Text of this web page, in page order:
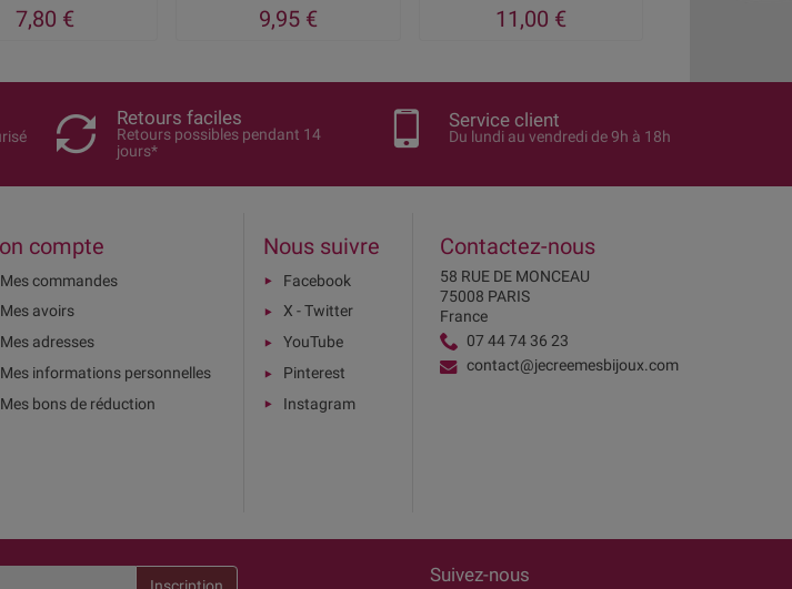
7,80 € 9,95 € 11,00 €
Retours faciles
Retours possibles pendant 14
jours*
Service client
Du lundi au vendredi de 9h à 18h
compte
Mes commandes
Mes avoirs
Mes adresses
Mes informations personnelles
Mes bons de réduction
Nous suivre
Facebook
X - Twitter
YouTube
Pinterest
Instagram
Contactez-nous
58 RUE DE MONCEAU
75008 PARIS
France
07 44 74 36 23
contact@jecreemesbijoux.com
Suivez-nous